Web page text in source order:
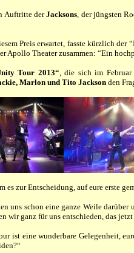
AuftrittederJacksons, der jüngsten
Preis erwartet, fasste kürzlich
Apollo Theaterzusammen: “Ein
Tour 2013“, die sich im Februar
Marlon und Tito Jacksonden
es zur Entscheidung, auf eure erste
uns schon eine ganze Weile
wir ganz für uns entschieden, das
ist eine wunderbare Gelegenheit,